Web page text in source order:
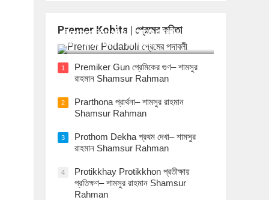
Premer Kobita | প্রেমের কবিতা
Premer Podaboli প্রেমের পদাবলী– শামসুর
রাহমান Shamsur Rahman
1
Premiker Gun প্রেমিকের গুণ– শামসুর
রাহমান Shamsur Rahman
2
Prarthona প্রার্থনা– শামসুর রাহমান
Shamsur Rahman
3
Prothom Dekha প্রথম দেখা– শামসুর
রাহমান Shamsur Rahman
4
Protikkhay Protikkhon প্রতীক্ষায়
প্রতিক্ষণ– শামসুর রাহমান Shamsur
Rahman